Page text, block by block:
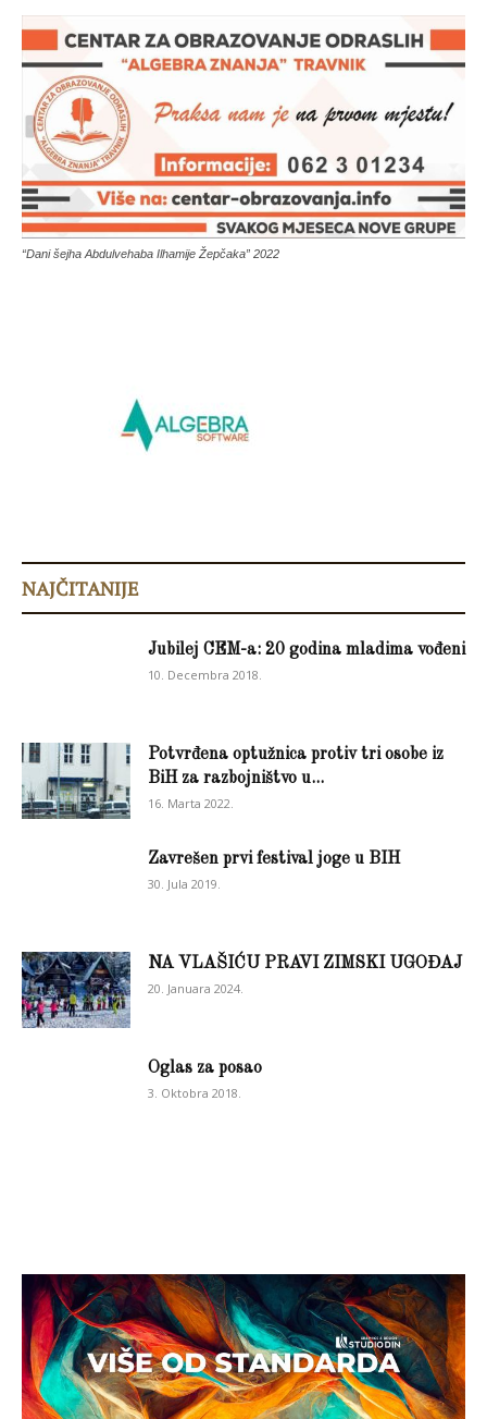
“Dani šejha Abdulvehaba Ilhamije Žepčaka” 2022
NAJČITANIJE
Jubilej CEM-a: 20 godina mladima vođeni
10. Decembra 2018.
Potvrđena optužnica protiv tri osobe iz
BiH za razbojništvo u...
16. Marta 2022.
Zavrešen prvi festival joge u BIH
30. Jula 2019.
NA VLAŠIĆU PRAVI ZIMSKI UGOĐAJ
20. Januara 2024.
Oglas za posao
3. Oktobra 2018.